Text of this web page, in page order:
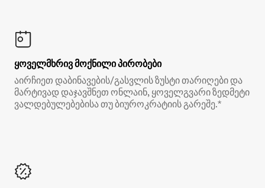
ყოველმხრივ მოქნილი პირობები
აირჩიეთ დაბინავების/გასვლის ზუსტი თარიღები და
მარტივად დაჯავშნეთ ონლაინ, ყოველგვარი ზედმეტი
ვალდებულებებისა თუ ბიუროკრატიის გარეშე.*